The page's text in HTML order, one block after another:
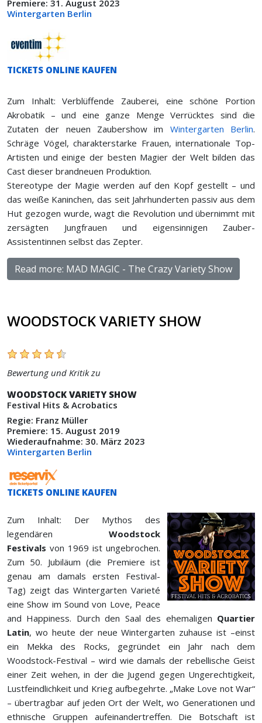
Premiere: 31. August 2023
Wintergarten Berlin
TICKETS ONLINE KAUFEN
Zum Inhalt: Verblüffende Zauberei, eine schöne Portion
Akrobatik – und eine ganze Menge Verrücktes sind die
Zutaten der neuen Zaubershow im Wintergarten Berlin.
Schräge Vögel, charakterstarke Frauen, internationale Top-
Artisten und einige der besten Magier der Welt bilden das
Cast dieser brandneuen Produktion.
Stereotype der Magie werden auf den Kopf gestellt – und
das weiße Kaninchen, das seit Jahrhunderten passiv aus dem
Hut gezogen wurde, wagt die Revolution und übernimmt mit
zersägten Jungfrauen und eigensinnigen Zauber-
Assistentinnen selbst das Zepter.
Read more: MAD MAGIC - The Crazy Variety Show
WOODSTOCK VARIETY SHOW
Bewertung und Kritik zu
WOODSTOCK VARIETY SHOW
Festival Hits & Acrobatics
Regie: Franz Müller
Premiere: 15. August 2019
Wiederaufnahme: 30. März 2023
Wintergarten Berlin
TICKETS ONLINE KAUFEN
Zum Inhalt: Der Mythos des
legendären Woodstock
Festivals von 1969 ist ungebrochen.
Zum 50. Jubiläum (die Premiere ist
genau am damals ersten Festival-
Tag) zeigt das Wintergarten Varieté
eine Show im Sound von Love, Peace
and Happiness. Durch den Saal des ehemaligen Quartier
Latin, wo heute der neue Wintergarten zuhause ist –einst
ein Mekka des Rocks, gegründet ein Jahr nach dem
Woodstock-Festival – wird wie damals der rebellische Geist
einer Zeit wehen, in der die Jugend gegen Ungerechtigkeit,
Lustfeindlichkeit und Krieg aufbegehrte. „Make Love not War“
– übertragbar auf jeden Ort der Welt, wo Generationen und
ethnische Gruppen aufeinandertreffen. Die Botschaft ist